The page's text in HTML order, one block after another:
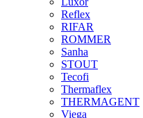
Reflex
RIFAR
ROMMER
Sanha
STOUT
Tecofi
Thermaflex
THERMAGENT
Viega